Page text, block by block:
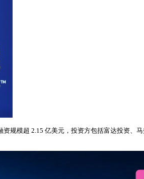
规模超 2.15 亿美元，投资方包括富达投资